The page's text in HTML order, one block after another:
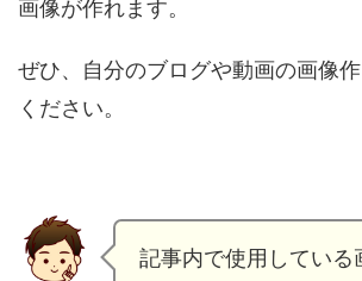
画像が作れます。
ぜひ、自分のブログや動画の画像
ください。
記事内で使用している